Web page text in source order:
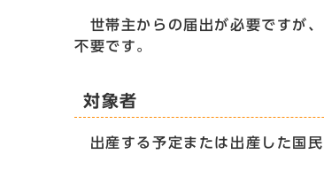
世帯主からの届出が必要ですが
不要です。
対象者
出産する予定または出産した国